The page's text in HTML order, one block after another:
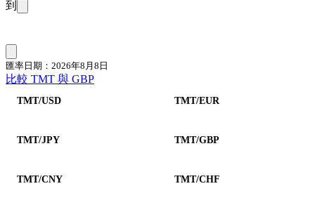
到
匯率日期：2026年8月8日
比較 TMT 與 GBP
TMT/USD TMT/EUR
TMT/JPY TMT/GBP
TMT/CNY TMT/CHF